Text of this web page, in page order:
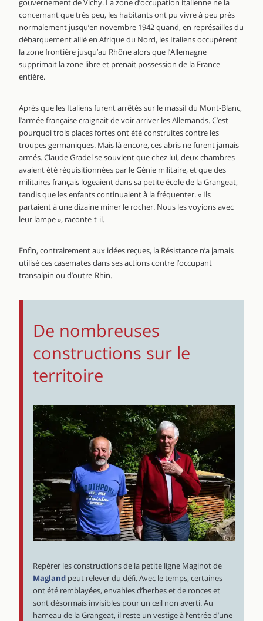
gouvernement de Vichy. La zone d’occupation italienne ne la
concernant que très peu, les habitants ont pu vivre à peu près
normalement jusqu’en novembre 1942 quand, en représailles du
débarquement allié en Afrique du Nord, les Italiens occupèrent
la zone frontière jusqu’au Rhône alors que l’Allemagne
supprimait la zone libre et prenait possession de la France
entière.
Après que les Italiens furent arrêtés sur le massif du Mont-Blanc,
l’armée française craignait de voir arriver les Allemands. C’est
pourquoi trois places fortes ont été construites contre les
troupes germaniques. Mais là encore, ces abris ne furent jamais
armés. Claude Gradel se souvient que chez lui, deux chambres
avaient été réquisitionnées par le Génie militaire, et que des
militaires français logeaient dans sa petite école de la Grangeat,
tandis que les enfants continuaient à la fréquenter. « Ils
partaient à une dizaine miner le rocher. Nous les voyions avec
leur lampe », raconte-t-il.
Enfin, contrairement aux idées reçues, la Résistance n’a jamais
utilisé ces casemates dans ses actions contre l’occupant
transalpin ou d’outre-Rhin.
De nombreuses
constructions sur le
territoire
Repérer les constructions de la petite ligne Maginot de
Magland peut relever du défi. Avec le temps, certaines
ont été remblayées, envahies d’herbes et de ronces et
sont désormais invisibles pour un œil non averti. Au
hameau de la Grangeat, il reste un vestige à l’entrée d’une